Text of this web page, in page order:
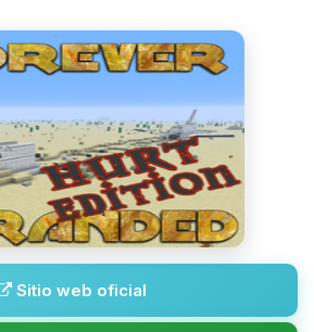
Sitio web oficial